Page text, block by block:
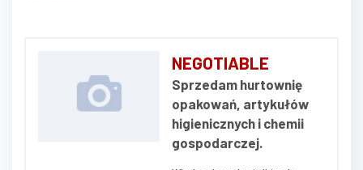
NEGOTIABLE
Sprzedam hurtownię
opakowań, artykułów
higienicznych i chemii
gospodarczej.